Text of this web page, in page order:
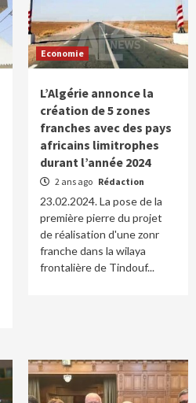
Economie
L’Algérie annonce la
création de 5 zones
franches avec des pays
africains limitrophes
durant l’année 2024
2 ans ago Rédaction
23.02.2024. La pose de la
première pierre du projet
de réalisation d'une zonr
franche dans la wilaya
frontalière de Tindouf...